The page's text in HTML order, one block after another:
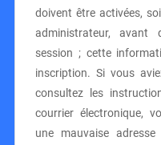
doivent être activées,
administrateur, avant
session ; cette
inscription. Si vous
consultez les
courrier électronique,
une mauvaise